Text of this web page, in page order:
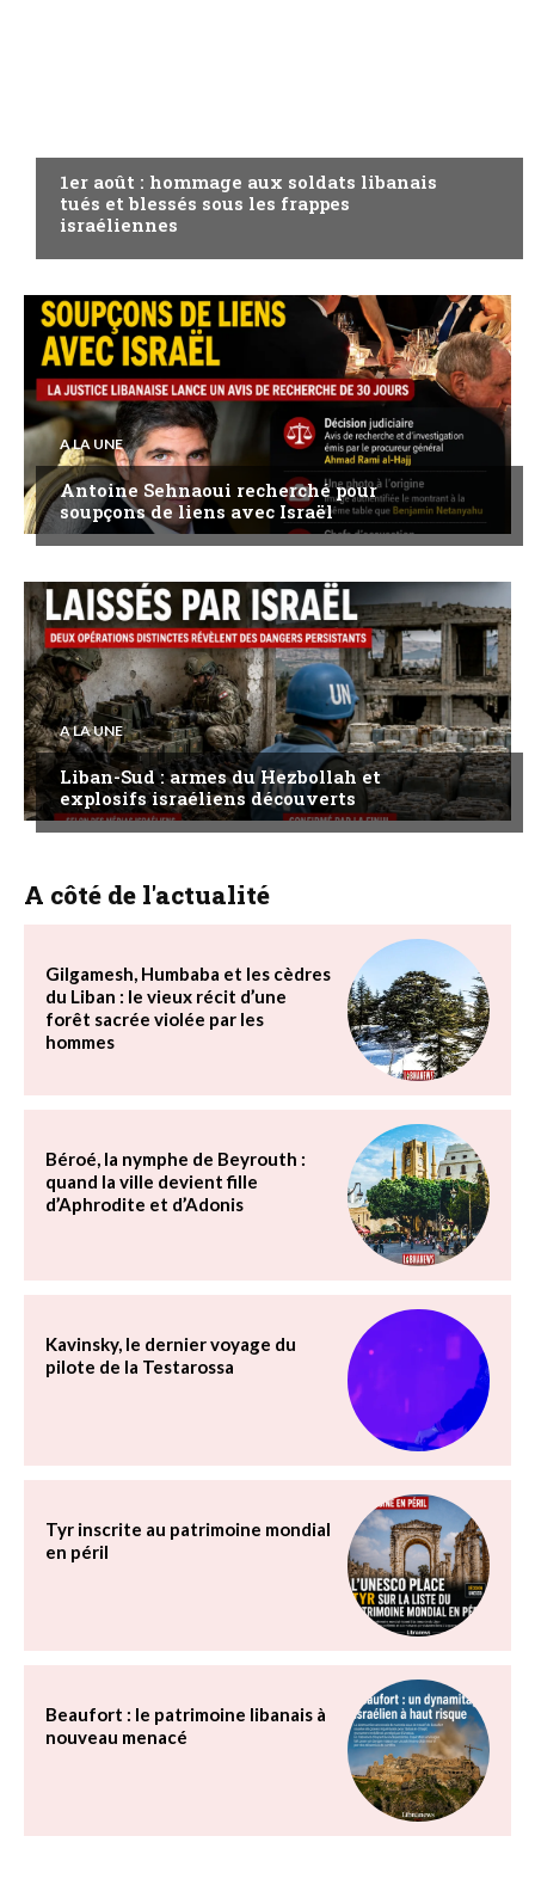
1er août : hommage aux soldats libanais
tués et blessés sous les frappes
israéliennes
A LA UNE
Antoine Sehnaoui recherché pour
soupçons de liens avec Israël
A LA UNE
Liban-Sud : armes du Hezbollah et
explosifs israéliens découverts
A côté de l'actualité
Gilgamesh, Humbaba et les cèdres
du Liban : le vieux récit d’une
forêt sacrée violée par les
hommes
Béroé, la nymphe de Beyrouth :
quand la ville devient fille
d’Aphrodite et d’Adonis
Kavinsky, le dernier voyage du
pilote de la Testarossa
Tyr inscrite au patrimoine mondial
en péril
Beaufort : le patrimoine libanais à
nouveau menacé